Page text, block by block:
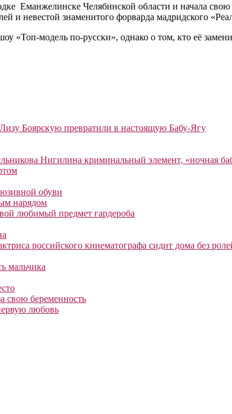
Еманжелинске Челябинской области и начала свою
и невестой знаменитого форварда мадридского
«Топ-модель по-русски», однако о том, кто её
Боярскую превратили в настоящую Бабу-Ягу
Нигилина криминальный элемент, «ночная
обуви
нарядом
любимый предмет гардероба
российского кинематографа сидит дома без
мальчика
свою беременность
любовь